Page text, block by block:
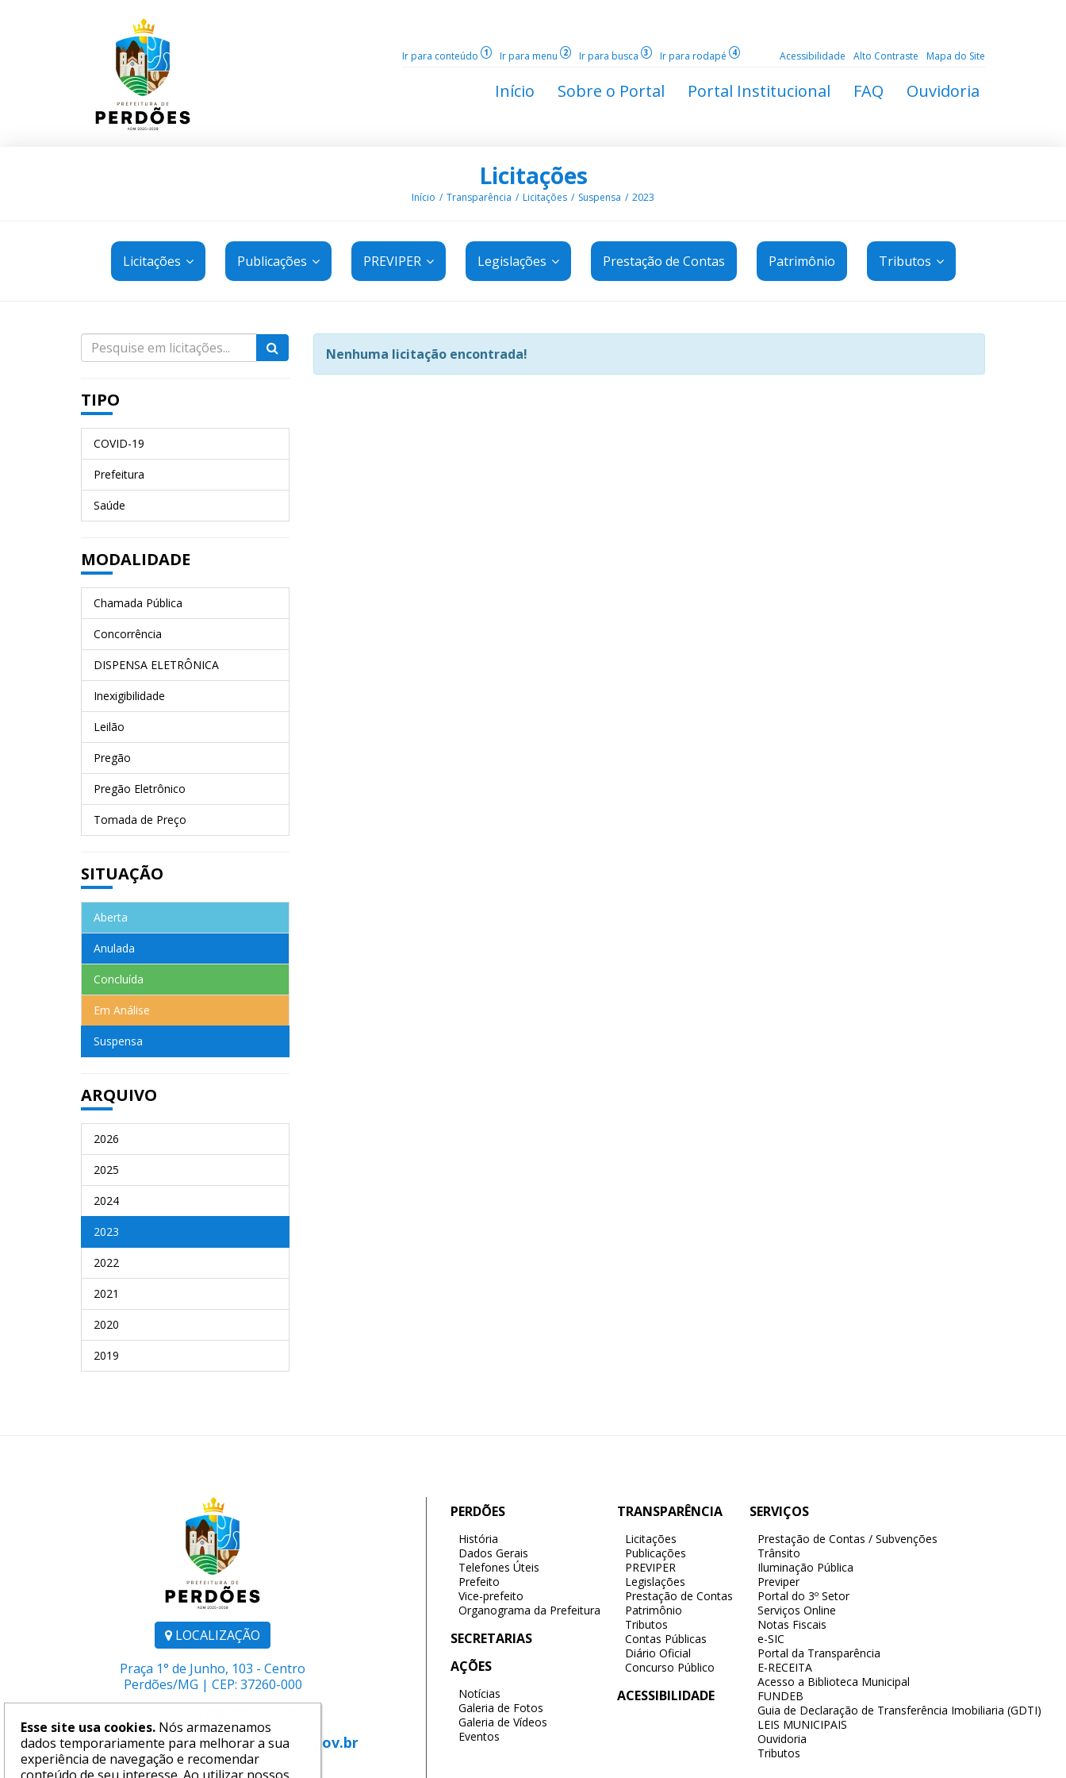
Ir para conteúdo 1 Ir para menu 2 Ir para busca 3 Ir para rodapé 4 Acessibilidade Alto Contraste Mapa do Site
Início Sobre o Portal Portal Institucional FAQ Ouvidoria
Licitações
Início Transparência Licitações Suspensa 2023
Licitações Publicações PREVIPER Legislações Prestação de Contas Patrimônio Tributos
TIPO
COVID-19
Prefeitura
Saúde
MODALIDADE
Chamada Pública
Concorrência
DISPENSA ELETRÔNICA
Inexigibilidade
Leilão
Pregão
Pregão Eletrônico
Tomada de Preço
SITUAÇÃO
Aberta
Anulada
Concluída
Em Análise
Suspensa
ARQUIVO
2026
2025
2024
2023
2022
2021
2020
2019
Nenhuma licitação encontrada!
LOCALIZAÇÃO
Praça 1° de Junho, 103 - Centro
Perdões/MG | CEP: 37260-000
E-mail: comunicacao@perdoes.mg.gov.br
PERDÕES
História
Dados Gerais
Telefones Úteis
Prefeito
Vice-prefeito
Organograma da Prefeitura
SECRETARIAS
AÇÕES
Notícias
Galeria de Fotos
Galeria de Vídeos
Eventos
TRANSPARÊNCIA
Licitações
Publicações
PREVIPER
Legislações
Prestação de Contas
Patrimônio
Tributos
Contas Públicas
Diário Oficial
Concurso Público
ACESSIBILIDADE
SERVIÇOS
Prestação de Contas / Subvenções
Trânsito
Iluminação Pública
Previper
Portal do 3º Setor
Serviços Online
Notas Fiscais
e-SIC
Portal da Transparência
E-RECEITA
Acesso a Biblioteca Municipal
FUNDEB
Guia de Declaração de Transferência Imobiliaria (GDTI)
LEIS MUNICIPAIS
Ouvidoria
Tributos
Esse site usa cookies. Nós armazenamos
dados temporariamente para melhorar a sua
experiência de navegação e recomendar